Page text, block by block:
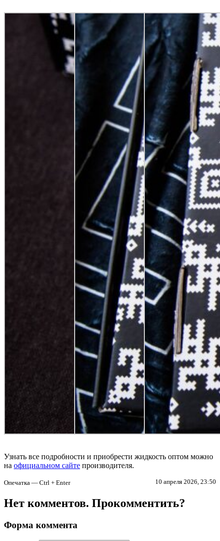
Узнать все подробности и приобрести жидкость оптом можно
на официальном сайте производителя.
Опечатка — Ctrl + Enter 10 апреля 2026, 23:50
Нет комментов. Прокомментить?
Форма коммента